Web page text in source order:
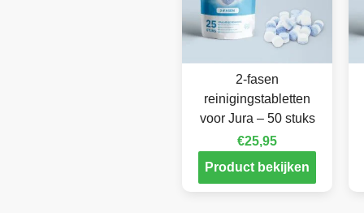
2-fasen
reinigingstabletten
voor Jura – 50 stuks
€25,95
Product bekijken